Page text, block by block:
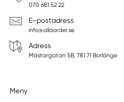
070 681 52 22
E-postadress
info@allaorder.se
Adress
Mästargatan 5B, 781 71 Borlänge
Meny